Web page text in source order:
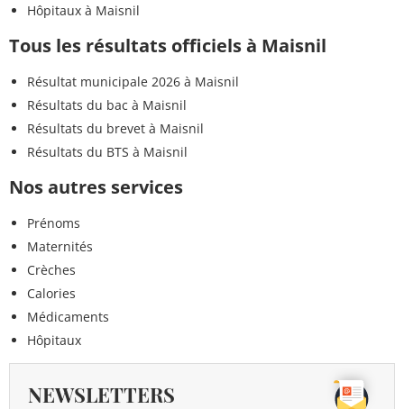
Hôpitaux à Maisnil
Tous les résultats officiels à Maisnil
Résultat municipale 2026 à Maisnil
Résultats du bac à Maisnil
Résultats du brevet à Maisnil
Résultats du BTS à Maisnil
Nos autres services
Prénoms
Maternités
Crèches
Calories
Médicaments
Hôpitaux
NEWSLETTERS